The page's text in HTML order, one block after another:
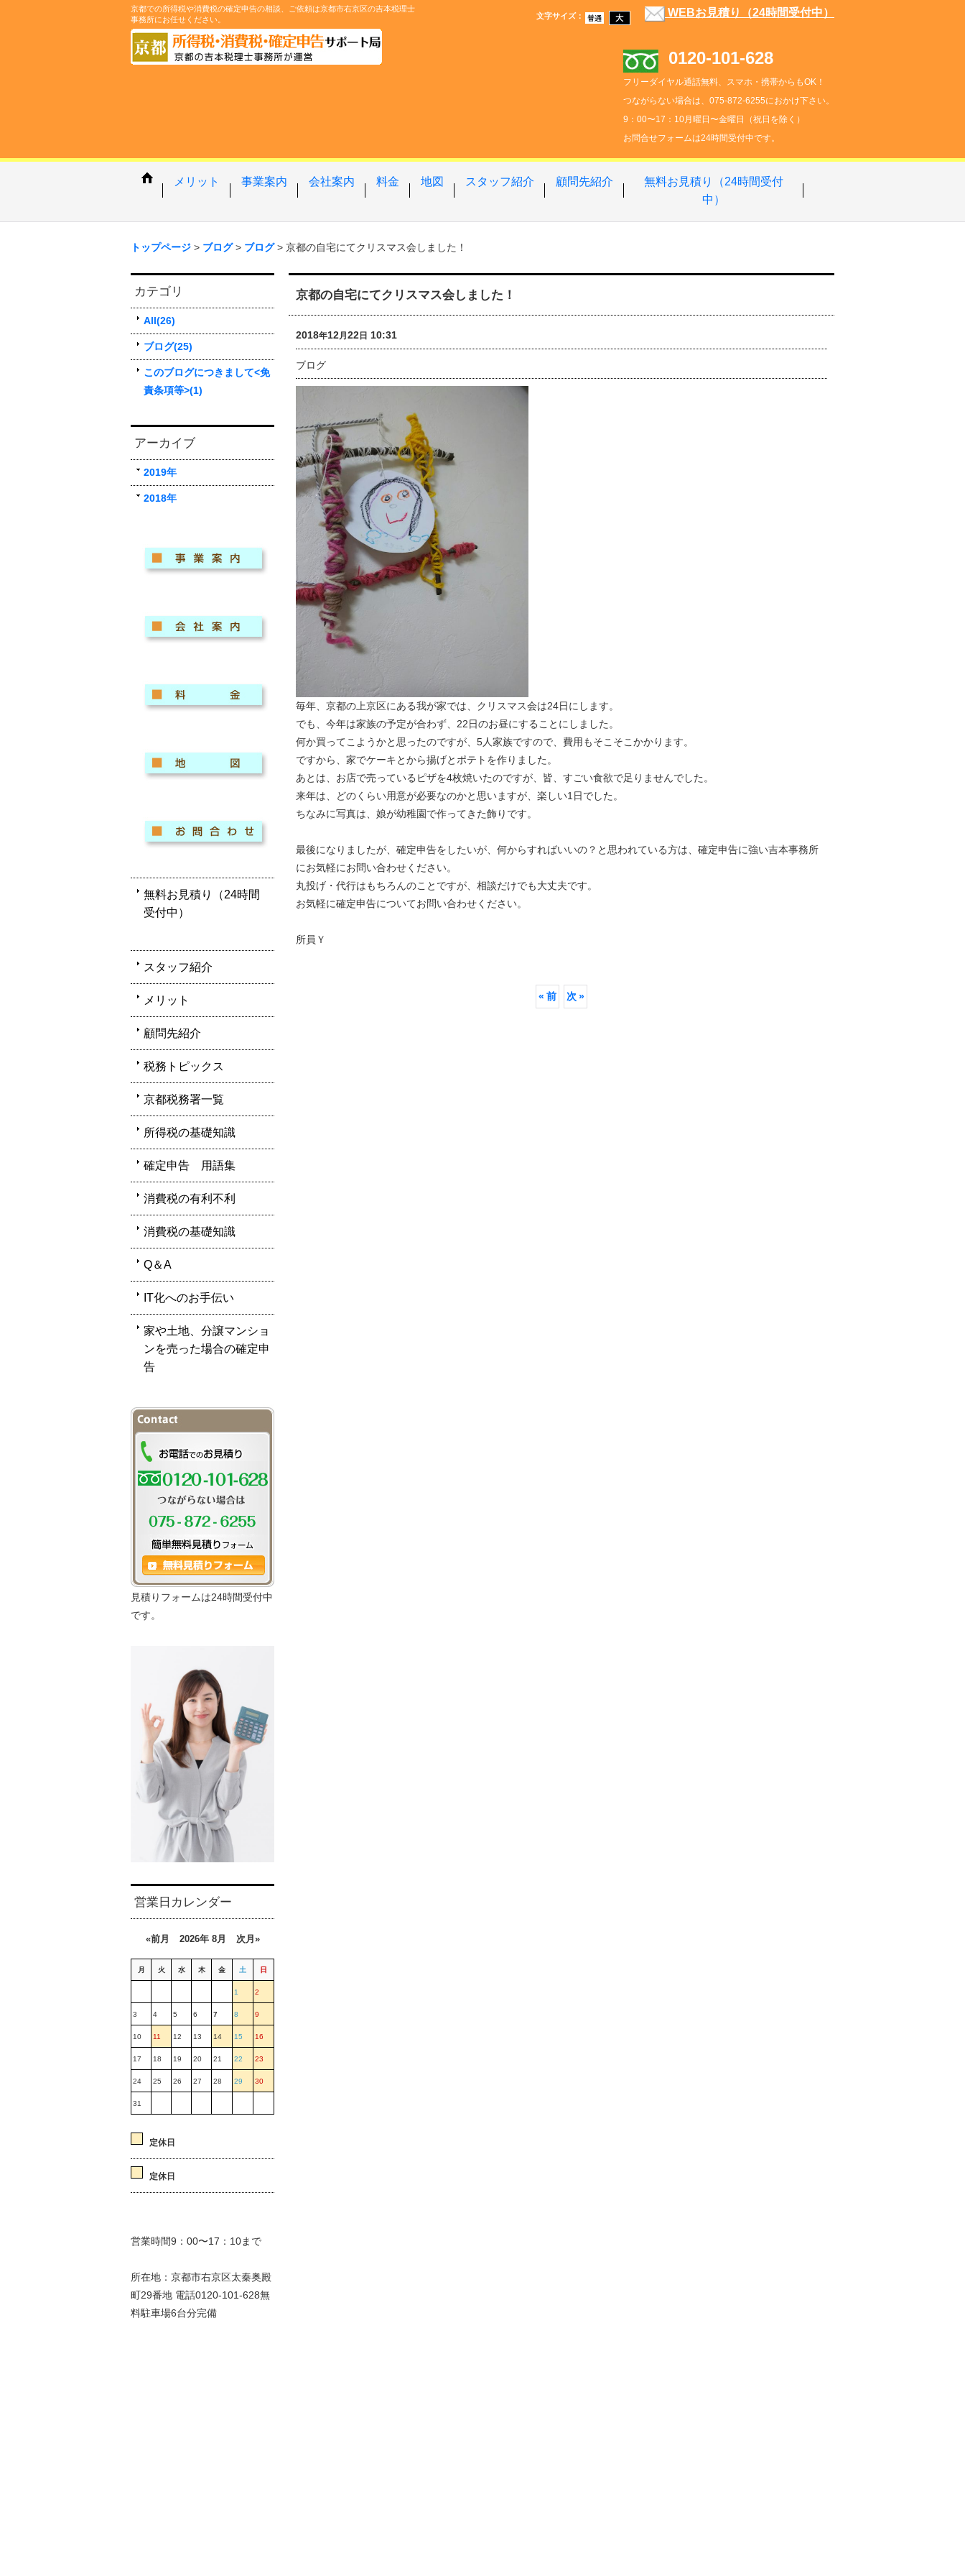
京都での所得税や消費税の確定申告の相談、ご依頼は京都市右京区の吉本税理士
事務所にお任せください。
WEBお見積り（24時間受付中）
文字サイズ：
0120-101-628
フリーダイヤル通話無料、スマホ・携帯からもOK！
つながらない場合は、075-872-6255におかけ下さい。
9：00〜17：10月曜日〜金曜日（祝日を除く）
お問合せフォームは24時間受付中です。
メリット 事業案内 会社案内 料金 地図 スタッフ紹介 顧問先紹介
無料お見積り（24時間受付
中）
トップページ > ブログ > ブログ > 京都の自宅にてクリスマス会しました！
カテゴリ
All(26)
ブログ(25)
このブログにつきまして<免
責条項等>(1)
アーカイブ
2019年
2018年
無料お見積り（24時間
受付中）
スタッフ紹介
メリット
顧問先紹介
税務トピックス
京都税務署一覧
所得税の基礎知識
確定申告 用語集
消費税の有利不利
消費税の基礎知識
Q＆A
IT化へのお手伝い
家や土地、分譲マンショ
ンを売った場合の確定申
告
見積りフォームは24時間受付中
です。
営業日カレンダー
«前月 2026年 8月 次月»
月 火 水 木 金 土 日
1 2
3 4 5 6 7 8 9
10 11 12 13 14 15 16
17 18 19 20 21 22 23
24 25 26 27 28 29 30
31
定休日
定休日
営業時間9：00〜17：10まで
所在地：京都市右京区太秦奥殿
町29番地 電話0120-101-628無
料駐車場6台分完備
京都の自宅にてクリスマス会しました！
2018年12月 22 日 10:31
ブログ
毎年、京都の上京区にある我が家では、クリスマス会は24日にします。
でも、今年は家族の予定が合わず、22日のお昼にすることにしました。
何か買ってこようかと思ったのですが、5人家族ですので、費用もそこそこかかります。
ですから、家でケーキとから揚げとポテトを作りました。
あとは、お店で売っているピザを4枚焼いたのですが、皆、すごい食欲で足りませんでした。
来年は、どのくらい用意が必要なのかと思いますが、楽しい1日でした。
ちなみに写真は、娘が幼稚園で作ってきた飾りです。
最後になりましたが、確定申告をしたいが、何からすればいいの？と思われている方は、確定申告に強い吉本事務所
にお気軽にお問い合わせください。
丸投げ・代行はもちろんのことですが、相談だけでも大丈夫です。
お気軽に確定申告についてお問い合わせください。
所員Ｙ
« 前 次 »